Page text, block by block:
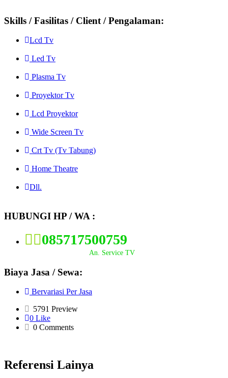
Skills / Fasilitas / Client / Pengalaman:
Lcd Tv
Led Tv
Plasma Tv
Proyektor Tv
Lcd Proyektor
Wide Screen Tv
Crt Tv (Tv Tabung)
Home Theatre
Dll.
HUBUNGI HP / WA :
085717500759
An. Service TV
Biaya Jasa / Sewa:
Bervariasi Per Jasa
5791 Preview
0 Like
0 Comments
Referensi Lainya